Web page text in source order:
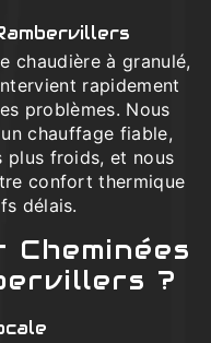
chaudière à granulé,
rapidement
problèmes. Nous
chauffage fiable,
plus froids, et nous
confort thermique
délais.
?